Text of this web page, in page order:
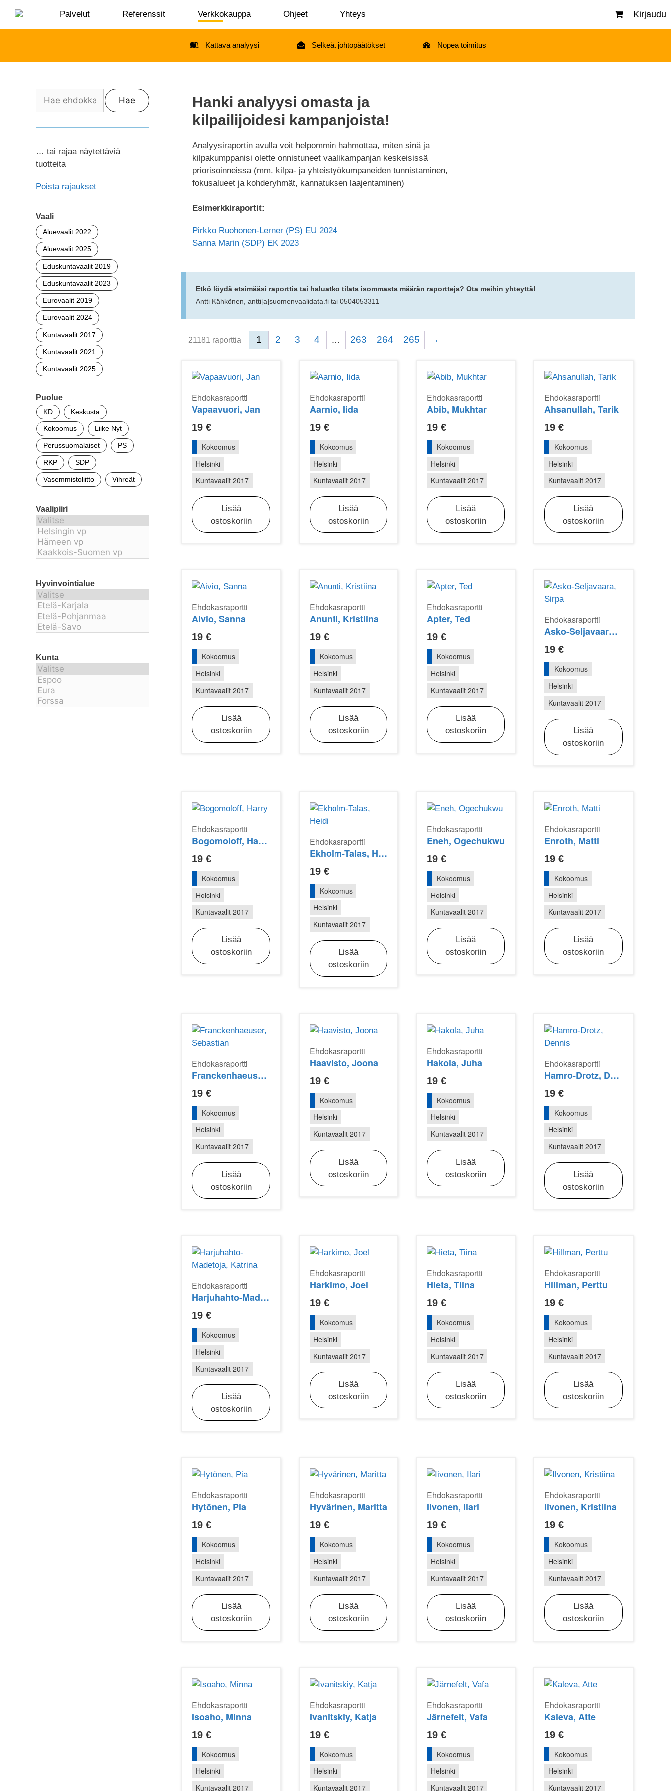
Palvelut Referenssit Verkkokauppa Ohjeet Yhteys Kirjaudu
Kattava analyysi Selkeät johtopäätökset Nopea toimitus
Hae
… tai rajaa näytettäviä
tuotteita
Poista rajaukset
Vaali
Aluevaalit 2022
Aluevaalit 2025
Eduskuntavaalit 2019
Eduskuntavaalit 2023
Eurovaalit 2019
Eurovaalit 2024
Kuntavaalit 2017
Kuntavaalit 2021
Kuntavaalit 2025
Puolue
KD Keskusta
Kokoomus Liike Nyt
Perussuomalaiset PS
RKP SDP
Vasemmistoliitto Vihreät
Vaalipiiri
Hyvinvointialue
Kunta
Hanki analyysi omasta ja
kilpailijoidesi kampanjoista!
Analyysiraportin avulla voit helpommin hahmottaa, miten sinä ja
kilpakumppanisi olette onnistuneet vaalikampanjan keskeisissä
priorisoinneissa (mm. kilpa- ja yhteistyökumpaneiden tunnistaminen,
fokusalueet ja kohderyhmät, kannatuksen laajentaminen)
Esimerkkiraportit:
Pirkko Ruohonen-Lerner (PS) EU 2024
Sanna Marin (SDP) EK 2023
Etkö löydä etsimääsi raporttia tai haluatko tilata isommasta määrän raportteja? Ota meihin yhteyttä!
Antti Kähkönen, antti[a]suomenvaalidata.fi tai 0504053311
21181 raporttia 1 2 3 4 … 263 264 265 →
Ehdokasraportti
Vapaavuori, Jan
19€
Kokoomus
Helsinki
Kuntavaalit 2017
Lisää
ostoskoriin
Ehdokasraportti
Aarnio, Iida
19 €
Kokoomus
Helsinki
Kuntavaalit 2017
Lisää
ostoskoriin
Ehdokasraportti
Abib, Mukhtar
19 €
Kokoomus
Helsinki
Kuntavaalit 2017
Lisää
ostoskoriin
Ehdokasraportti
Ahsanullah, Tarik
19€
Kokoomus
Helsinki
Kuntavaalit 2017
Lisää
ostoskoriin
Ehdokasraportti
Aivio, Sanna
19€
Kokoomus
Helsinki
Kuntavaalit 2017
Lisää
ostoskoriin
Ehdokasraportti
Anunti, Kristiina
19 €
Kokoomus
Helsinki
Kuntavaalit 2017
Lisää
ostoskoriin
Ehdokasraportti
Apter, Ted
19 €
Kokoomus
Helsinki
Kuntavaalit 2017
Lisää
ostoskoriin
Ehdokasraportti
Asko-Seljavaara, Sirpa
19€
Kokoomus
Helsinki
Kuntavaalit 2017
Lisää
ostoskoriin
Ehdokasraportti
Bogomoloff, Harry
19€
Kokoomus
Helsinki
Kuntavaalit 2017
Lisää
ostoskoriin
Ehdokasraportti
Ekholm-Talas, Heidi
19 €
Kokoomus
Helsinki
Kuntavaalit 2017
Lisää
ostoskoriin
Ehdokasraportti
Eneh, Ogechukwu
19 €
Kokoomus
Helsinki
Kuntavaalit 2017
Lisää
ostoskoriin
Ehdokasraportti
Enroth, Matti
19€
Kokoomus
Helsinki
Kuntavaalit 2017
Lisää
ostoskoriin
Ehdokasraportti
Franckenhaeuser, Sebastian
19€
Kokoomus
Helsinki
Kuntavaalit 2017
Lisää
ostoskoriin
Ehdokasraportti
Haavisto, Joona
19 €
Kokoomus
Helsinki
Kuntavaalit 2017
Lisää
ostoskoriin
Ehdokasraportti
Hakola, Juha
19 €
Kokoomus
Helsinki
Kuntavaalit 2017
Lisää
ostoskoriin
Ehdokasraportti
Hamro-Drotz, Dennis
19€
Kokoomus
Helsinki
Kuntavaalit 2017
Lisää
ostoskoriin
Ehdokasraportti
Harjuhahto-Madetoja, Katrina
19€
Kokoomus
Helsinki
Kuntavaalit 2017
Lisää
ostoskoriin
Ehdokasraportti
Harkimo, Joel
19 €
Kokoomus
Helsinki
Kuntavaalit 2017
Lisää
ostoskoriin
Ehdokasraportti
Hieta, Tiina
19 €
Kokoomus
Helsinki
Kuntavaalit 2017
Lisää
ostoskoriin
Ehdokasraportti
Hillman, Perttu
19€
Kokoomus
Helsinki
Kuntavaalit 2017
Lisää
ostoskoriin
Ehdokasraportti
Hytönen, Pia
19€
Kokoomus
Helsinki
Kuntavaalit 2017
Lisää
ostoskoriin
Ehdokasraportti
Hyvärinen, Maritta
19 €
Kokoomus
Helsinki
Kuntavaalit 2017
Lisää
ostoskoriin
Ehdokasraportti
Iivonen, Ilari
19 €
Kokoomus
Helsinki
Kuntavaalit 2017
Lisää
ostoskoriin
Ehdokasraportti
Ilvonen, Kristiina
19€
Kokoomus
Helsinki
Kuntavaalit 2017
Lisää
ostoskoriin
Ehdokasraportti
Isoaho, Minna
19€
Kokoomus
Helsinki
Kuntavaalit 2017
Ehdokasraportti
Ivanitskiy, Katja
19 €
Kokoomus
Helsinki
Kuntavaalit 2017
Ehdokasraportti
Järnefelt, Vafa
19 €
Kokoomus
Helsinki
Kuntavaalit 2017
Ehdokasraportti
Kaleva, Atte
19€
Kokoomus
Helsinki
Kuntavaalit 2017